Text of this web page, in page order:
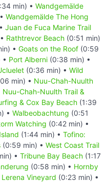
min) • Wandgemälde
Wandgemälde The Hong
Juan de Fuca Marine Trail
Rathtrevor Beach (0:51 min)
• Goats on the Roof (0:59
• Port Alberni (0:38 min) •
(0:36 min) • Wild
min) • Nuu-Chah-Nuulth
Nuu-Chah-Nuulth Trail &
& Cox Bay Beach (1:39
• Walbeobachtung (0:51
Watching (0:42 min) •
(1:44 min) • Tofino:
(0:59 min) • West Coast Trail
• Tribune Bay Beach (1:17
(0:58 min) • Hornby
Vineyard (0:23 min) •